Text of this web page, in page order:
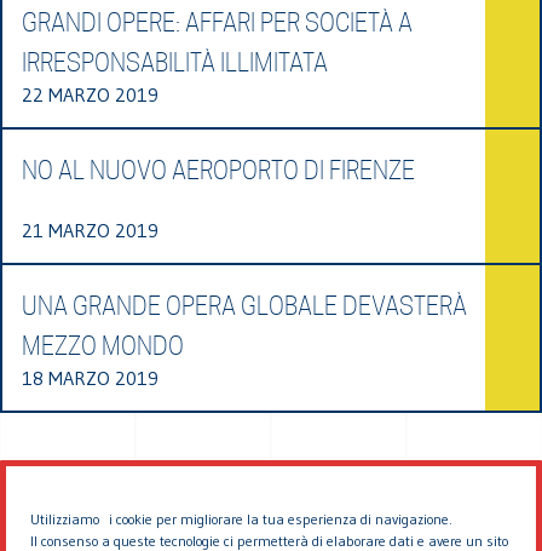
Utilizziamo i cookie per migliorare la tua esperienza di navigazione.
Il consenso a queste tecnologie ci permetterà di elaborare dati e avere un sito
GRANDI OPERE: AFFARI PER SOCIETÀ A
IRRESPONSABILITÀ ILLIMITATA
22 MARZO 2019
NO AL NUOVO AEROPORTO DI FIRENZE
21 MARZO 2019
UNA GRANDE OPERA GLOBALE DEVASTERÀ
MEZZO MONDO
18 MARZO 2019